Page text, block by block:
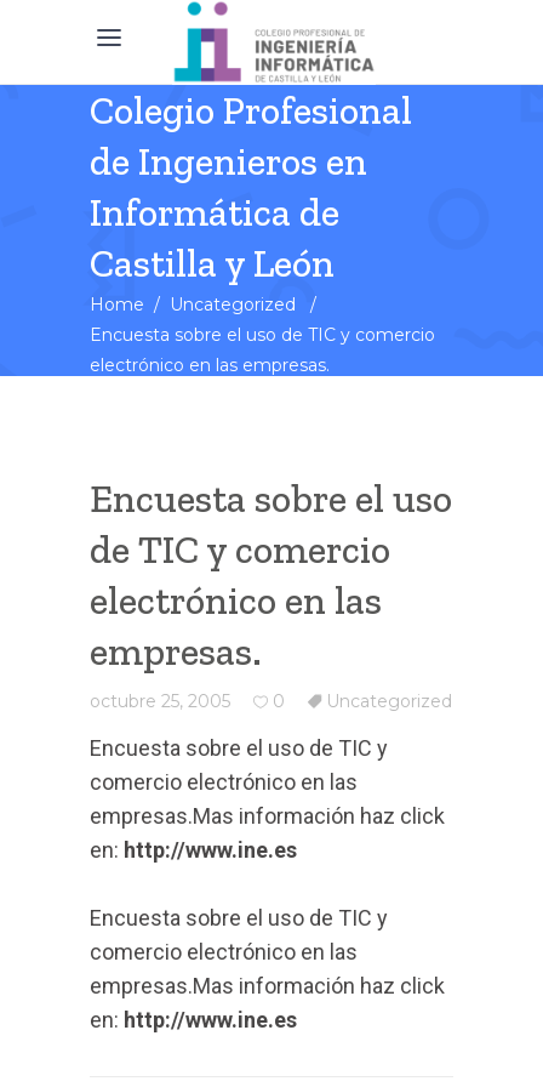
Colegio Profesional
de Ingenieros en
Informática de
Castilla y León
Home / Uncategorized
/
Encuesta sobre el uso de TIC y comercio
electrónico en las empresas.
Encuesta sobre el uso
de TIC y comercio
electrónico en las
empresas.
octubre 25, 2005 0 Uncategorized
Encuesta sobre el uso de TIC y
comercio electrónico en las
empresas.Mas información haz click
en: http://www.ine.es
Encuesta sobre el uso de TIC y
comercio electrónico en las
empresas.Mas información haz click
en: http://www.ine.es